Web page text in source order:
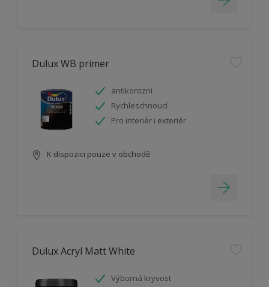
Dulux WB primer
antikorozní
Rychleschnoucí
Pro interiér i exteriér
K dispozici pouze v obchodě
Dulux Acryl Matt White
Výborná kryvost